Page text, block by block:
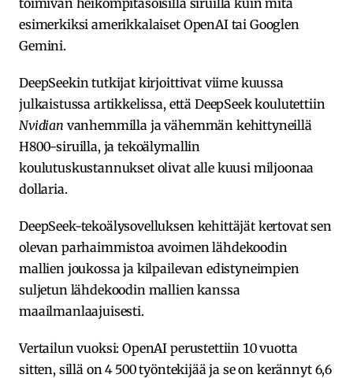
esimerkiksi amerikkalaiset OpenAI tai Googlen
Gemini.
DeepSeekin tutkijat kirjoittivat viime kuussa
julkaistussa artikkelissa, että DeepSeek koulutettiin
Nvidian vanhemmilla ja vähemmän kehittyneillä
H800-siruilla, ja tekoälymallin
koulutuskustannukset olivat alle kuusi miljoonaa
dollaria.
DeepSeek-tekoälysovelluksen kehittäjät kertovat sen
olevan parhaimmistoa avoimen lähdekoodin
mallien joukossa ja kilpailevan edistyneimpien
suljetun lähdekoodin mallien kanssa
maailmanlaajuisesti.
Vertailun vuoksi: OpenAI perustettiin 10 vuotta
sitten, sillä on 4 500 työntekijää ja se on kerännyt 6,6